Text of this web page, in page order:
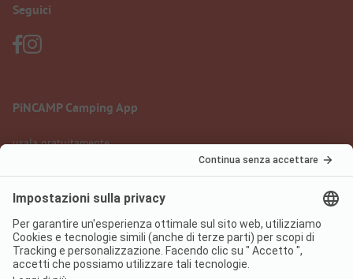
Seguici
PiNCAMP Camping App
usala gratuitamente
Informazione legale
Protezione dati
Condizioni d'uso
Regolamento sui servizi digitali